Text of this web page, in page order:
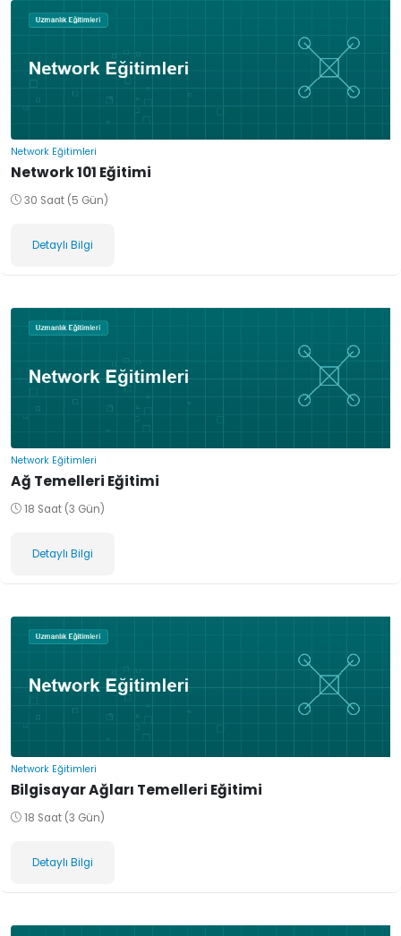
Network Eğitimleri
Network 101 Eğitimi
30 Saat (5 Gün)
Detaylı Bilgi
Network Eğitimleri
Ağ Temelleri Eğitimi
18 Saat (3 Gün)
Detaylı Bilgi
Network Eğitimleri
Bilgisayar Ağları Temelleri Eğitimi
18 Saat (3 Gün)
Detaylı Bilgi